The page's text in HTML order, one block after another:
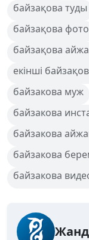
байзақова туды
байзақова фото
байзақова
екінші
байзакова муж
байзакова
байзакова
байзакова
байзакова